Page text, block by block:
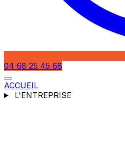
04 68 25 45 68
ACCUEIL
L'ENTREPRISE